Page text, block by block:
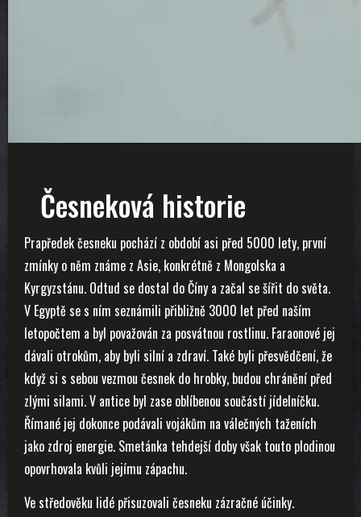
Česneková historie
Prapředek česneku pochází z období asi před 5000 lety, první
zmínky o něm známe z Asie, konkrétně z Mongolska a
Kyrgyzstánu. Odtud se dostal do Číny a začal se šířit do světa.
V Egyptě se s ním seznámili přibližně 3000 let před naším
letopočtem a byl považován za posvátnou rostlinu. Faraonové jej
dávali otrokům, aby byli silní a zdraví. Také byli přesvědčení, že
když si s sebou vezmou česnek do hrobky, budou chránění před
zlými silami. V antice byl zase oblíbenou součástí jídelníčku.
Římané jej dokonce podávali vojákům na válečných taženích
jako zdroj energie. Smetánka tehdejší doby však touto plodinou
opovrhovala kvůli jejímu zápachu.
Ve středověku lidé přisuzovali česneku zázračné účinky.